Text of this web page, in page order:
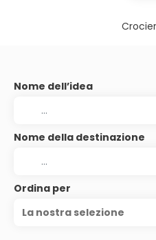
Nome dell’idea
Nome della destinazione
Ordina per
La nostra selezione